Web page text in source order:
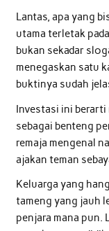
Lantas, apa yang
utama terletak
bukan sekadar
menegaskan satu
buktinya sudah
Investasi ini berarti
sebagai benteng
remaja mengenal
ajakan teman
Keluarga yang
tameng yang jauh
penjara mana pun.